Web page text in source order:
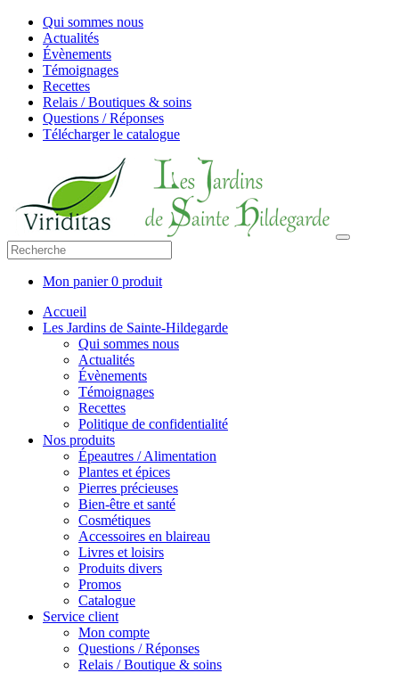
Qui sommes nous
Actualités
Évènements
Témoignages
Recettes
Relais / Boutiques & soins
Questions / Réponses
Télécharger le catalogue
Mon panier0 produit
Accueil
Les Jardins de Sainte-Hildegarde
Qui sommes nous
Actualités
Évènements
Témoignages
Recettes
Politique de confidentialité
Nos produits
Épeautres / Alimentation
Plantes et épices
Pierres précieuses
Bien-être et santé
Cosmétiques
Accessoires en blaireau
Livres et loisirs
Produits divers
Promos
Catalogue
Service client
Mon compte
Questions / Réponses
Relais / Boutique & soins